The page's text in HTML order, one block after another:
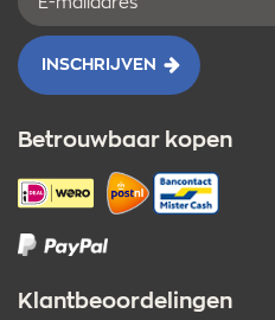
mailadres
INSCHRIJVEN
Betrouwbaar kopen
Klantbeoordelingen